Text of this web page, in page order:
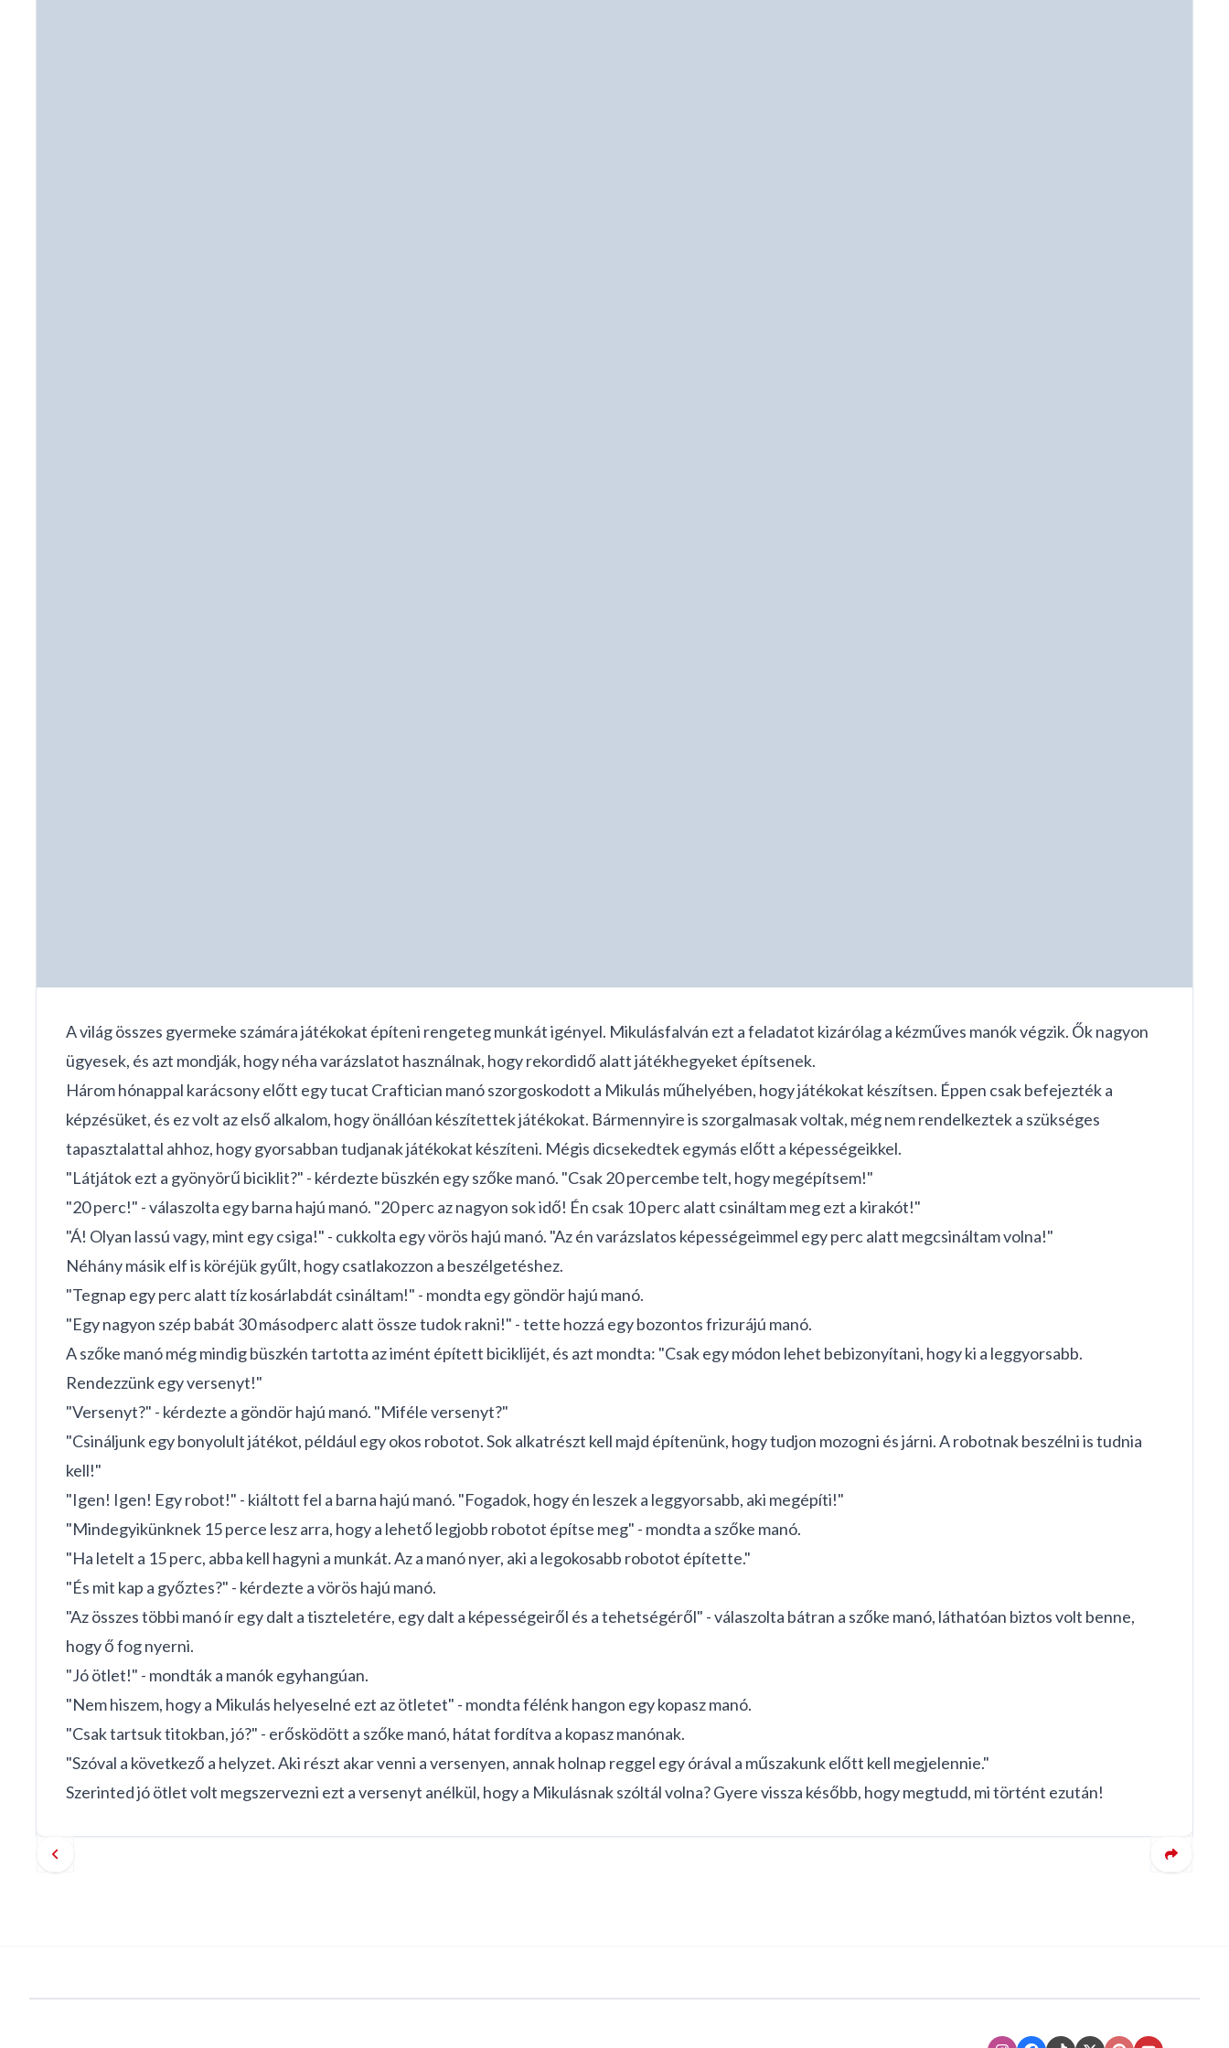
A világ összes gyermeke számára játékokat építeni rengeteg munkát igényel. Mikulásfalván ezt a feladatot kizárólag a kézműves manók végzik. Ők nagyon
ügyesek, és azt mondják, hogy néha varázslatot használnak, hogy rekordidő alatt játékhegyeket építsenek.
Három hónappal karácsony előtt egy tucat Craftician manó szorgoskodott a Mikulás műhelyében, hogy játékokat készítsen. Éppen csak befejezték a
képzésüket, és ez volt az első alkalom, hogy önállóan készítettek játékokat. Bármennyire is szorgalmasak voltak, még nem rendelkeztek a szükséges
tapasztalattal ahhoz, hogy gyorsabban tudjanak játékokat készíteni. Mégis dicsekedtek egymás előtt a képességeikkel.
"Látjátok ezt a gyönyörű biciklit?" - kérdezte büszkén egy szőke manó. "Csak 20 percembe telt, hogy megépítsem!"
"20 perc!" - válaszolta egy barna hajú manó. "20 perc az nagyon sok idő! Én csak 10 perc alatt csináltam meg ezt a kirakót!"
"Á! Olyan lassú vagy, mint egy csiga!" - cukkolta egy vörös hajú manó. "Az én varázslatos képességeimmel egy perc alatt megcsináltam volna!"
Néhány másik elf is köréjük gyűlt, hogy csatlakozzon a beszélgetéshez.
"Tegnap egy perc alatt tíz kosárlabdát csináltam!" - mondta egy göndör hajú manó.
"Egy nagyon szép babát 30 másodperc alatt össze tudok rakni!" - tette hozzá egy bozontos frizurájú manó.
A szőke manó még mindig büszkén tartotta az imént épített biciklijét, és azt mondta: "Csak egy módon lehet bebizonyítani, hogy ki a leggyorsabb.
Rendezzünk egy versenyt!"
"Versenyt?" - kérdezte a göndör hajú manó. "Miféle versenyt?"
"Csináljunk egy bonyolult játékot, például egy okos robotot. Sok alkatrészt kell majd építenünk, hogy tudjon mozogni és járni. A robotnak beszélni is tudnia
kell!"
"Igen! Igen! Egy robot!" - kiáltott fel a barna hajú manó. "Fogadok, hogy én leszek a leggyorsabb, aki megépíti!"
"Mindegyikünknek 15 perce lesz arra, hogy a lehető legjobb robotot építse meg" - mondta a szőke manó.
"Ha letelt a 15 perc, abba kell hagyni a munkát. Az a manó nyer, aki a legokosabb robotot építette."
"És mit kap a győztes?" - kérdezte a vörös hajú manó.
"Az összes többi manó ír egy dalt a tiszteletére, egy dalt a képességeiről és a tehetségéről" - válaszolta bátran a szőke manó, láthatóan biztos volt benne,
hogy ő fog nyerni.
"Jó ötlet!" - mondták a manók egyhangúan.
"Nem hiszem, hogy a Mikulás helyeselné ezt az ötletet" - mondta félénk hangon egy kopasz manó.
"Csak tartsuk titokban, jó?" - erősködött a szőke manó, hátat fordítva a kopasz manónak.
"Szóval a következő a helyzet. Aki részt akar venni a versenyen, annak holnap reggel egy órával a műszakunk előtt kell megjelennie."
Szerinted jó ötlet volt megszervezni ezt a versenyt anélkül, hogy a Mikulásnak szóltál volna? Gyere vissza később, hogy megtudd, mi történt ezután!